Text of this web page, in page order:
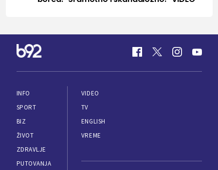
INFO
SPORT
BIZ
ŽIVOT
ZDRAVLJE
PUTOVANJA
VIDEO
TV
ENGLISH
VREME